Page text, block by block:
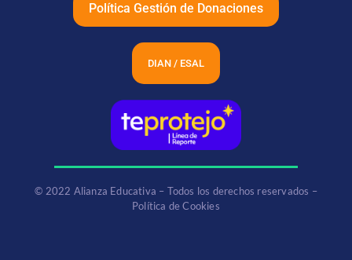
Política Gestión de Donaciones
DIAN / ESAL
© 2022 Alianza Educativa – Todos los derechos reservados –
Política de Cookies